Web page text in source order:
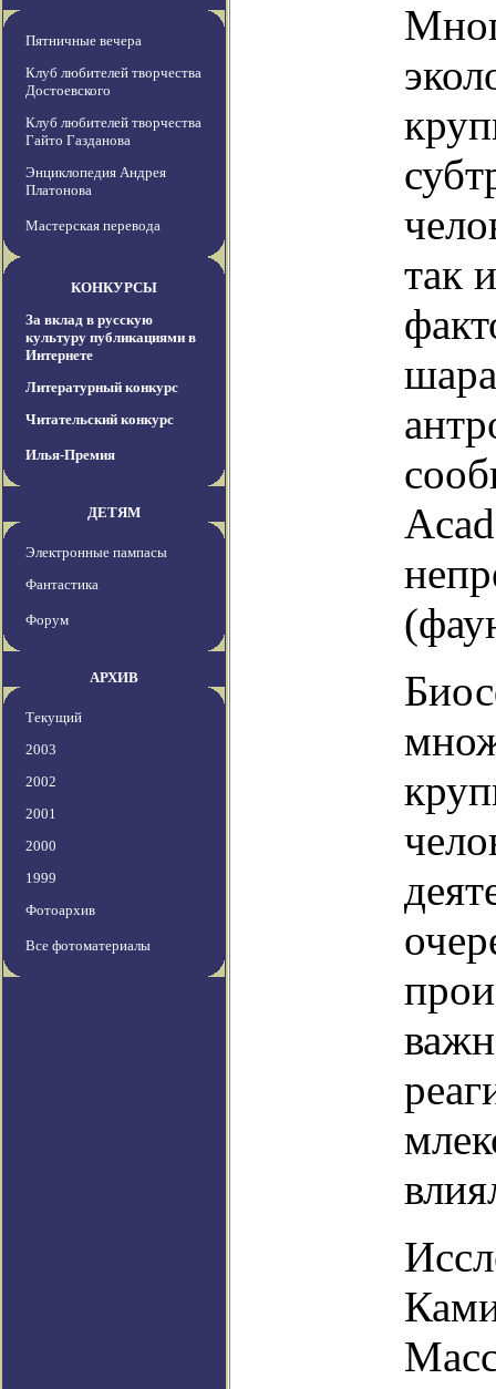
Пятничные вечера
Клуб любителей творчества
Достоевского
Клуб любителей творчества
Гайто Газданова
Энциклопедия Андрея
Платонова
Мастерская перевода
КОНКУРСЫ
За вклад в русскую
культуру публикациями в
Интернете
Литературный конкурс
Читательский конкурс
Илья-Премия
ДЕТЯМ
Электронные пампасы
Фантастика
Форум
АРХИВ
Текущий
2003
2002
2001
2000
1999
Фотоархив
Все фотоматериалы
так